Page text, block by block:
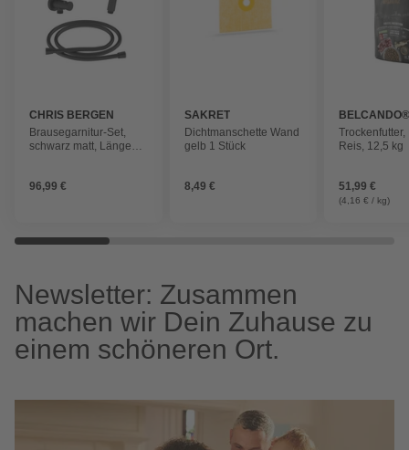
CHRIS BERGEN
Brausegarnitur-Set,
schwarz matt, Länge
96,99 €
SAKRET
Dichtmanschette Wand
gelb 1 Stück
8,49 €
Trockenfutter,
Reis, 12,5 kg
51,99 €
(4,16 € / kg)
Newsletter: Zusammen
machen wir Dein Zuhause zu
einem schöneren Ort.